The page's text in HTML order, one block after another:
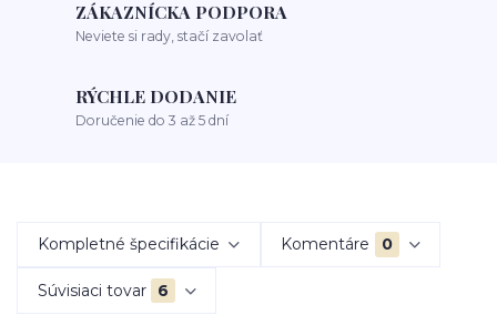
ZÁKAZNÍCKA PODPORA
Neviete si rady, stačí zavolať
RÝCHLE DODANIE
Doručenie do 3 až 5 dní
Kompletné špecifikácie Komentáre 0
Súvisiaci tovar 6